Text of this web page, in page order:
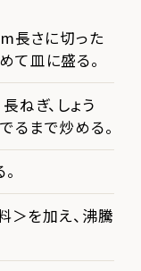
長さに切った
て皿に盛る。
ねぎ、しょう
るまで炒める。
＞を加え、沸騰